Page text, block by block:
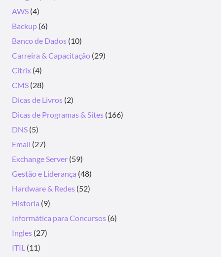
AWS (4)
Backup (6)
Banco de Dados (10)
Carreira & Capacitação (29)
Citrix (4)
CMS (28)
Dicas de Livros (2)
Dicas de Programas & Sites (166)
DNS (5)
Email (27)
Exchange Server (59)
Gestão e Liderança (48)
Hardware & Redes (52)
Historia (9)
Informática para Concursos (6)
Ingles (27)
ITIL (11)